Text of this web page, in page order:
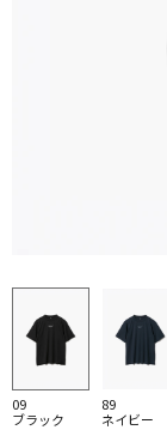
09
ブラック
89
ネイビー